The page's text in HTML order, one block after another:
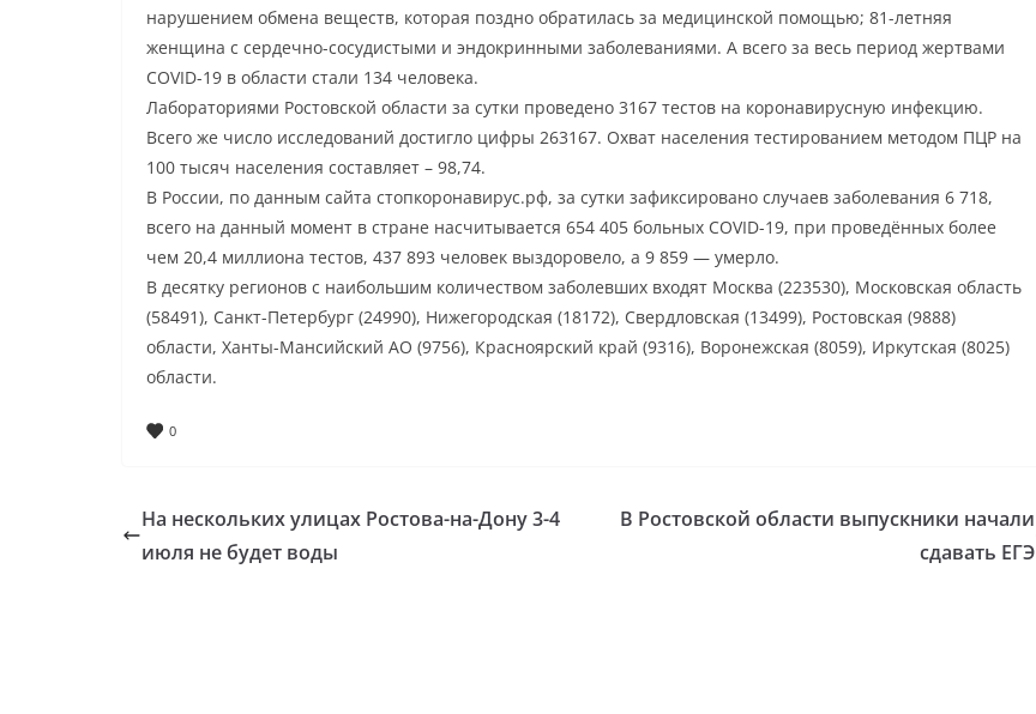
нарушением обмена веществ, которая поздно обратилась за медицинской помощью; 81-летняя
женщина с сердечно-сосудистыми и эндокринными заболеваниями. А всего за весь период жертвами
COVID-19 в области стали 134 человека.
Лабораториями Ростовской области за сутки проведено 3167 тестов на коронавирусную инфекцию.
Всего же число исследований достигло цифры 263167. Охват населения тестированием методом ПЦР на
100 тысяч населения составляет – 98,74.
В России, по данным сайта стопкоронавирус.рф, за сутки зафиксировано случаев заболевания 6 718,
всего на данный момент в стране насчитывается 654 405 больных COVID-19, при проведённых более
чем 20,4 миллиона тестов, 437 893 человек выздоровело, а 9 859 — умерло.
В десятку регионов с наибольшим количеством заболевших входят Москва (223530), Московская область
(58491), Санкт-Петербург (24990), Нижегородская (18172), Свердловская (13499), Ростовская (9888)
области, Ханты-Мансийский АО (9756), Красноярский край (9316), Воронежская (8059), Иркутская (8025)
области.
0
На нескольких улицах Ростова-на-Дону 3-4
июля не будет воды
В Ростовской области выпускники начали
сдавать ЕГЭ